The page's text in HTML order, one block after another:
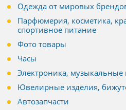
Одежда от мировых
Парфюмерия, косметика,
спортивное питание
Фото товары
Часы
Электроника, музыкальные
Ювелирные изделия,
Автозапчасти